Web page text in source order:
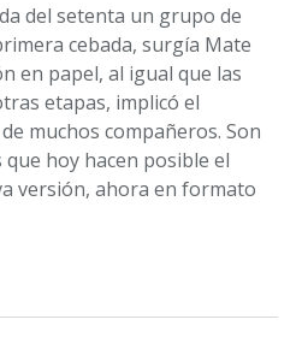
del setenta un grupo de
cebada, surgía Mate
en papel, al igual que las
etapas, implicó el
muchos compañeros. Son
hoy hacen posible el
versión, ahora en formato